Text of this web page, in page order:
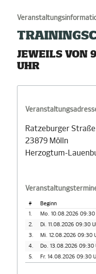
JEWEILS VON
UHR
Ratzeburger
23879 Mölln
Herzogtum-
# Beginn
1.
Mo. 10.08.2026 09:30
2.
Di. 11.08.2026 09:30
3.
Mi. 12.08.2026 09:30
4.
Do. 13.08.2026 09:30
5.
Fr. 14.08.2026 09:30